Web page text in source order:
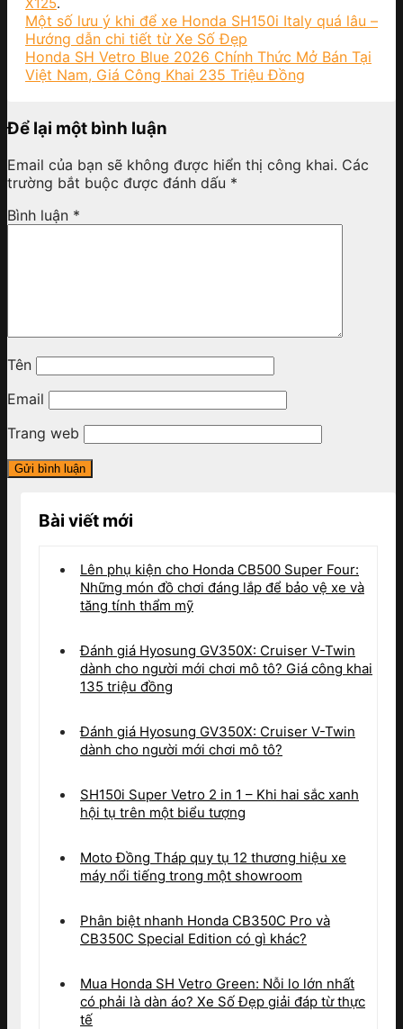
Một số lưu ý khi để xe Honda SH150i Italy quá lâu –
Hướng dẫn chi tiết từ Xe Số Đẹp
Honda SH Vetro Blue 2026 Chính Thức Mở Bán Tại
Việt Nam, Giá Công Khai 235 Triệu Đồng
Để lại một bình luận
Email của bạn sẽ không được hiển thị công khai. Các
trường bắt buộc được đánh dấu *
Bình luận *
Tên
Email
Trang web
Bài viết mới
Lên phụ kiện cho Honda CB500 Super Four:
Những món đồ chơi đáng lắp để bảo vệ xe và
tăng tính thẩm mỹ
Đánh giá Hyosung GV350X: Cruiser V-Twin
dành cho người mới chơi mô tô? Giá công khai
135 triệu đồng
Đánh giá Hyosung GV350X: Cruiser V-Twin
dành cho người mới chơi mô tô?
SH150i Super Vetro 2 in 1 – Khi hai sắc xanh
hội tụ trên một biểu tượng
Moto Đồng Tháp quy tụ 12 thương hiệu xe
máy nổi tiếng trong một showroom
Phân biệt nhanh Honda CB350C Pro và
CB350C Special Edition có gì khác?
Mua Honda SH Vetro Green: Nỗi lo lớn nhất
có phải là dàn áo? Xe Số Đẹp giải đáp từ thực
tế